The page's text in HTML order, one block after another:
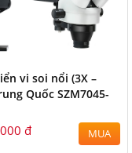
vi soi nổi (3X –
Quốc SZM7045-
đ MUA